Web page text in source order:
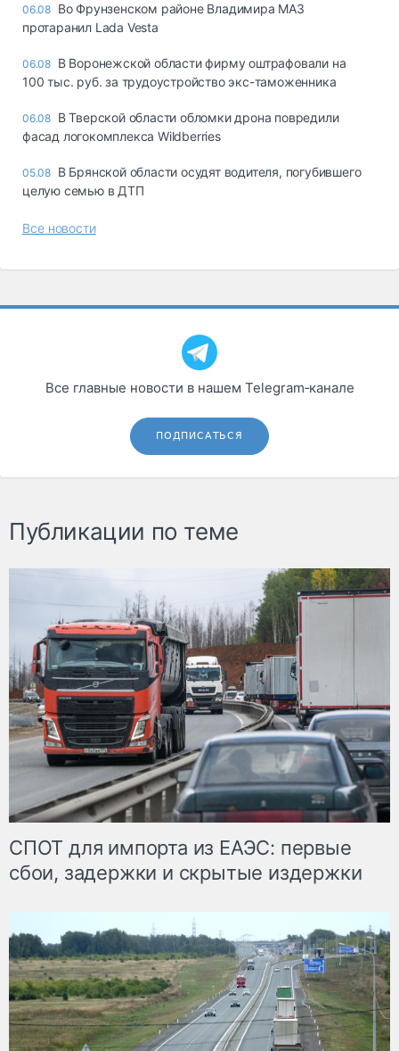
06.08 Во Фрунзенском районе Владимира МАЗ
протаранил Lada Vesta
06.08 В Воронежской области фирму оштрафовали на
100 тыс. руб. за трудоустройство экс-таможенника
06.08 В Тверской области обломки дрона повредили
фасад логокомплекса Wildberries
05.08 В Брянской области осудят водителя, погубившего
целую семью в ДТП
Все новости
Все главные новости в нашем Telegram‑канале
ПОДПИСАТЬСЯ
Публикации по теме
СПОТ для импорта из ЕАЭС: первые
сбои, задержки и скрытые издержки